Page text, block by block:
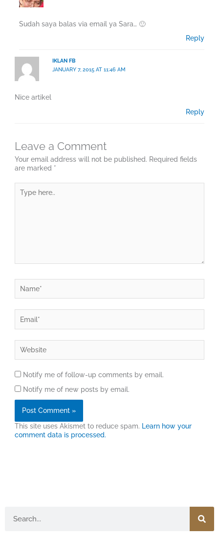
Sudah saya balas via email ya Sara… 🙂
Reply
IKLAN FB
JANUARY 7, 2015 AT 11:46 AM
Nice artikel
Reply
Leave a Comment
Your email address will not be published. Required fields
are marked *
here..
Notify me of follow-up comments by email.
Notify me of new posts by email.
This site uses Akismet to reduce spam. Learn how your
comment data is processed.